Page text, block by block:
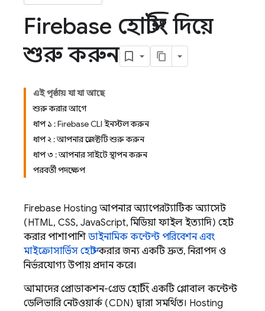
Firebase হোস্টিং দিয়ে
শুরু করুন
এই পৃষ্ঠায় যা যা আছে
শুরু করার আগে
ধাপ ১ : Firebase CLI ইনস্টল করুন
ধাপ ২ : আপনার প্রজেক্টটি শুরু করুন
ধাপ ৩ : আপনার সাইটে স্থাপন করুন
পরবর্তী পদক্ষেপ
Firebase Hosting আপনার অ্যাপের স্ট্যাটিক অ্যাসেট
(HTML, CSS, JavaScript, মিডিয়া ফাইল ইত্যাদি) হোস্ট
করার পাশাপাশি ডাইনামিক কন্টেন্ট পরিবেশন এবং
মাইক্রোসার্ভিস হোস্টকরার জন্য একটি দ্রুত, নিরাপদ ও
নির্ভরযোগ্য উপায় প্রদান করে।
আমাদের প্রোডাকশন-গ্রেড হোস্টিং একটি গ্লোবাল কন্টেন্ট
ডেলিভারি নেটওয়ার্ক (CDN) দ্বারা সমর্থিত। Hosting